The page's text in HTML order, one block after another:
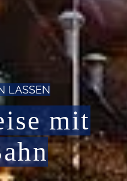
LASSEN
mit